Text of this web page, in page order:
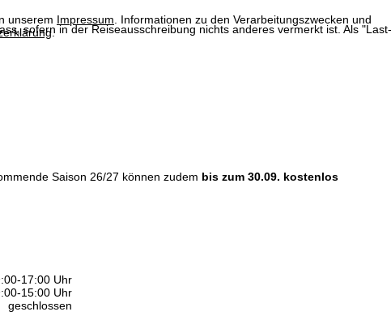
unserem Impressum. Informationen zu den Verarbeitungszwecken und
.
17:00 Uhr
15:00 Uhr
geschlossen
sofern in der Reiseausschreibung nichts anderes vermerkt ist. Als
Saison 26/27 können zudem bis zum 30.09. kostenlos